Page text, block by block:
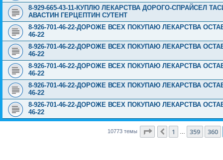
8-929-665-43-11-КУПЛЮ ЛЕКАРСТВА ДОРОГО-СПРАЙСЕЛ
АВАСТИН ГЕРЦЕПТИН СУТЕНТ
8-926-701-46-22-ДОРОЖЕ ВСЕХ ПОКУПАЮ ЛЕКАРСТВА
46-22
8-926-701-46-22-ДОРОЖЕ ВСЕХ ПОКУПАЮ ЛЕКАРСТВА
46-22
8-926-701-46-22-ДОРОЖЕ ВСЕХ ПОКУПАЮ ЛЕКАРСТВА
46-22
8-926-701-46-22-ДОРОЖЕ ВСЕХ ПОКУПАЮ ЛЕКАРСТВА
46-22
8-926-701-46-22-ДОРОЖЕ ВСЕХ ПОКУПАЮ ЛЕКАРСТВА
46-22
10773 темы Страница 361из 431
Пред.
1 359 360